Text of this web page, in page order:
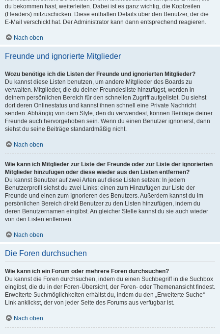
du bekommen hast, weiterleiten. Dabei ist es ganz wichtig, die Kopfzeilen
(Headers) mitzuschicken. Diese enthalten Details über den Benutzer, der die
E-Mail verschickt hat. Der Administrator kann dann entsprechend reagieren.
Nach oben
Freunde und ignorierte Mitglieder
Wozu benötige ich die Listen der Freunde und ignorierten Mitglieder?
Du kannst diese Listen benutzen, um andere Mitglieder des Boards zu
verwalten. Mitglieder, die du deiner Freundesliste hinzufügst, werden in
deinem persönlichen Bereich für den schnellen Zugriff aufgelistet. Du siehst
dort deren Onlinestatus und kannst ihnen schnell eine Private Nachricht
senden. Abhängig von dem Style, den du verwendest, können Beiträge deiner
Freunde auch hervorgehoben sein. Wenn du einen Benutzer ignorierst, dann
siehst du seine Beiträge standardmäßig nicht.
Nach oben
Wie kann ich Mitglieder zur Liste der Freunde oder zur Liste der ignorierten
Mitglieder hinzufügen oder diese wieder aus den Listen entfernen?
Du kannst Benutzer auf zwei Arten auf diese Listen setzen: In jedem
Benutzerprofil siehst du zwei Links: einen zum Hinzufügen zur Liste der
Freunde und einen zum Ignorieren des Benutzers. Außerdem kannst du im
persönlichen Bereich direkt Benutzer zu den Listen hinzufügen, indem du
deren Benutzernamen eingibst. An gleicher Stelle kannst du sie auch wieder
von den Listen entfernen.
Nach oben
Die Foren durchsuchen
Wie kann ich ein Forum oder mehrere Foren durchsuchen?
Du kannst die Foren durchsuchen, indem du einen Suchbegriff in die Suchbox
eingibst, die du in der Foren-Übersicht, der Foren- oder Themenansicht findest.
Erweiterte Suchmöglichkeiten erhältst du, indem du den „Erweiterte Suche“-
Link anklickst, der von jeder Seite des Forums aus verfügbar ist.
Nach oben